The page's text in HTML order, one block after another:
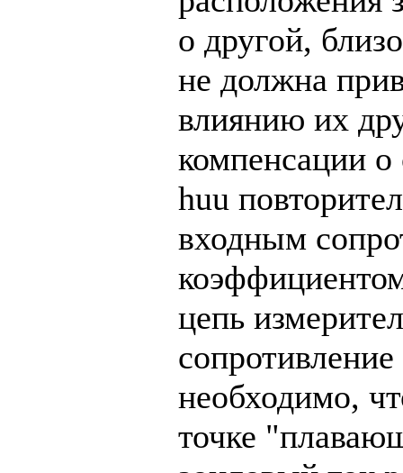
о другой,
не должна
влиянию их
компенсации о
huu
входным
цепь
необходимо,
точке